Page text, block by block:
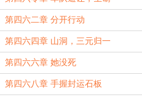
第四六二章 分开行动
第四六四章 山洞，三元归一
第四六六章 她没死
第四六八章 手握封运石板